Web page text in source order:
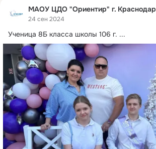
МАОУ ЦДО "Ориентир" г. Краснодар
24 сен 2024
Ученица 8Б класса школы 106 г. ...